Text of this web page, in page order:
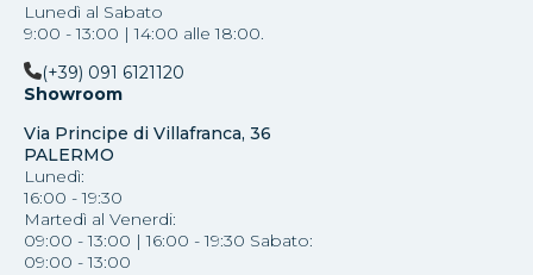
Lunedì al Sabato
9:00 - 13:00 | 14:00 alle 18:00.
(+39) 091 6121120
Showroom
Via Principe di Villafranca, 36
PALERMO
Lunedì:
16:00 - 19:30
Martedì al Venerdi:
09:00 - 13:00 | 16:00 - 19:30 Sabato:
09:00 - 13:00